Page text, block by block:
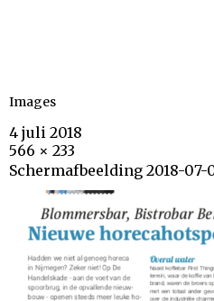
Images
4 juli 2018
566 × 233
Schermafbeelding 2018-07-